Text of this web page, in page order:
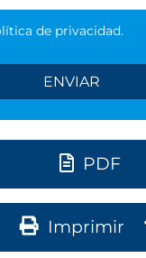
de privacidad.
PDF
Imprimir